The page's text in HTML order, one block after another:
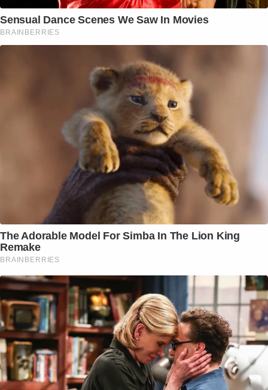
Sensual Dance Scenes We Saw In Movies
BRAINBERRIES
The Adorable Model For Simba In The Lion King
Remake
BRAINBERRIES